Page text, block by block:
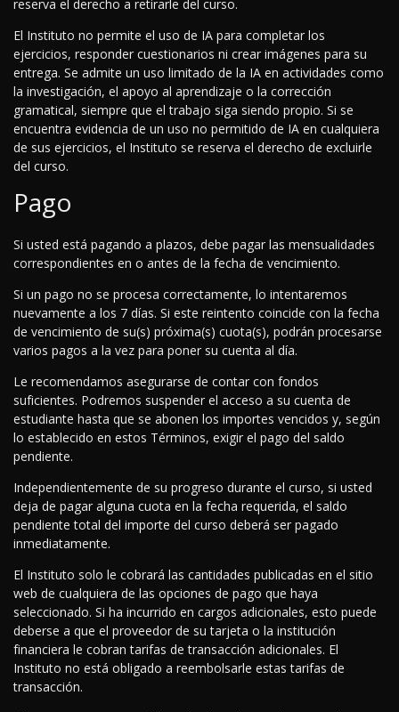
reserva el derecho a retirarle del curso.
El Instituto no permite el uso de IA para completar los
ejercicios, responder cuestionarios ni crear imágenes para su
entrega. Se admite un uso limitado de la IA en actividades como
la investigación, el apoyo al aprendizaje o la corrección
gramatical, siempre que el trabajo siga siendo propio. Si se
encuentra evidencia de un uso no permitido de IA en cualquiera
de sus ejercicios, el Instituto se reserva el derecho de excluirle
del curso.
Pago
Si usted está pagando a plazos, debe pagar las mensualidades
correspondientes en o antes de la fecha de vencimiento.
Si un pago no se procesa correctamente, lo intentaremos
nuevamente a los 7 días. Si este reintento coincide con la fecha
de vencimiento de su(s) próxima(s) cuota(s), podrán procesarse
varios pagos a la vez para poner su cuenta al día.
Le recomendamos asegurarse de contar con fondos
suficientes. Podremos suspender el acceso a su cuenta de
estudiante hasta que se abonen los importes vencidos y, según
lo establecido en estos Términos, exigir el pago del saldo
pendiente.
Independientemente de su progreso durante el curso, si usted
deja de pagar alguna cuota en la fecha requerida, el saldo
pendiente total del importe del curso deberá ser pagado
inmediatamente.
El Instituto solo le cobrará las cantidades publicadas en el sitio
web de cualquiera de las opciones de pago que haya
seleccionado. Si ha incurrido en cargos adicionales, esto puede
deberse a que el proveedor de su tarjeta o la institución
financiera le cobran tarifas de transacción adicionales. El
Instituto no está obligado a reembolsarle estas tarifas de
transacción.